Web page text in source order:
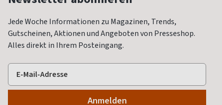
Jede Woche Informationen zu Magazinen, Trends,
Gutscheinen, Aktionen und Angeboten von Presseshop.
Alles direkt in Ihrem Posteingang.